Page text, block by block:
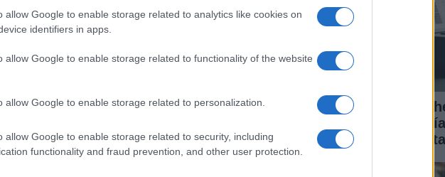
allow Google to enable storage related to analytics like cookies on
identifiers in apps.
allow Google to enable storage related to functionality of the website
allow Google to enable storage related to personalization.
allow Google to enable storage related to security, including
functionality and fraud prevention, and other user protection.
la parte trasera elMerivadispone de asientos
de cabina adaptable con sólo deslizar los
asiento. Más
NUEVO MERIVA FOTOS NUEVO MODELO DEL MERIVA
Comparativa de
eléctricos:
garantías y coste total